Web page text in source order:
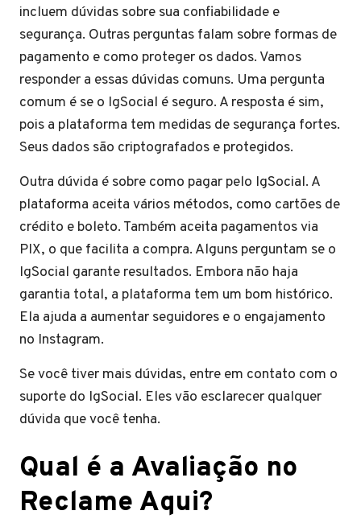
incluem dúvidas sobre sua confiabilidade e
segurança. Outras perguntas falam sobre formas de
pagamento e como proteger os dados. Vamos
responder a essas dúvidas comuns. Uma pergunta
comum é se o IgSocial é seguro. A resposta é sim,
pois a plataforma tem medidas de segurança fortes.
Seus dados são criptografados e protegidos.
Outra dúvida é sobre como pagar pelo IgSocial. A
plataforma aceita vários métodos, como cartões de
crédito e boleto. Também aceita pagamentos via
PIX, o que facilita a compra. Alguns perguntam se o
IgSocial garante resultados. Embora não haja
garantia total, a plataforma tem um bom histórico.
Ela ajuda a aumentar seguidores e o engajamento
no Instagram.
Se você tiver mais dúvidas, entre em contato com o
suporte do IgSocial. Eles vão esclarecer qualquer
dúvida que você tenha.
Qual é a Avaliação no
Reclame Aqui?